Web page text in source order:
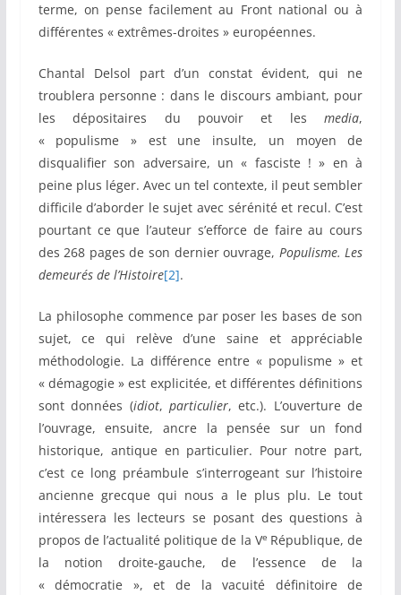
terme, on pense facilement au Front national ou à
différentes « extrêmes-droites » européennes.
Chantal Delsol part d’un constat évident, qui ne
troublera personne : dans le discours ambiant, pour
les dépositaires du pouvoir et lesmedia,
« populisme » est une insulte, un moyen de
disqualifier son adversaire, un « fasciste ! » en à
peine plus léger. Avec un tel contexte, il peut sembler
difficile d’aborder le sujet avec sérénité et recul. C’est
pourtant ce que l’auteur s’efforce de faire au cours
des 268 pages de son dernier ouvrage, Populisme. Les
demeurés de l’Histoire[2].
La philosophe commence par poser les bases de son
sujet, ce qui relève d’une saine et appréciable
méthodologie. La différence entre « populisme » et
« démagogie » est explicitée, et différentes définitions
sont données (idiot,particulier, etc.). L’ouverture de
l’ouvrage, ensuite, ancre la pensée sur un fond
historique, antique en particulier. Pour notre part,
c’est ce long préambule s’interrogeant sur l’histoire
ancienne grecque qui nous a le plus plu. Le tout
intéressera les lecteurs se posant des questions à
propos de l’actualité politique de la Ve République, de
la notion droite-gauche, de l’essence de la
« démocratie », et de la vacuité définitoire de